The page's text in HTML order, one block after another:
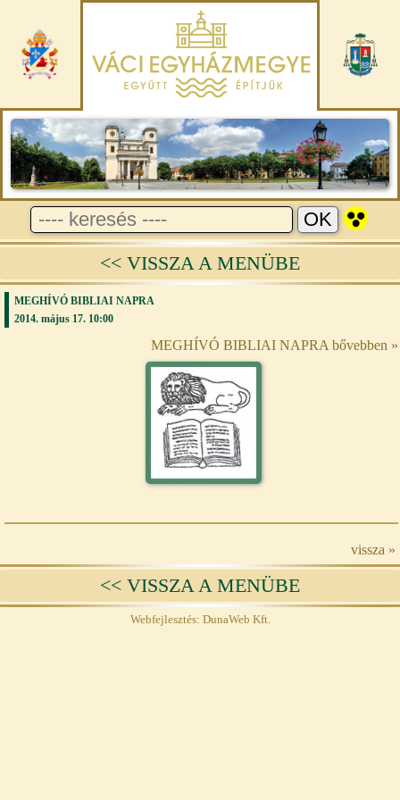
<< VISSZA A MENÜBE
MEGHÍVÓ BIBLIAI NAPRA
2014. május 17. 10:00
MEGHÍVÓ BIBLIAI NAPRA bővebben »
vissza »
<< VISSZA A MENÜBE
Webfejlesztés: DunaWeb Kft.